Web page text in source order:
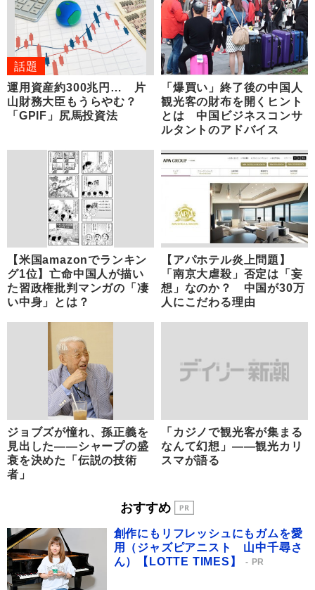
話題
運用資産約300兆円… 片
山財務大臣もうらやむ？
「GPIF」尻馬投資法
「爆買い」終了後の中国人
観光客の財布を開くヒント
とは 中国ビジネスコンサ
ルタントのアドバイス
【米国amazonでランキン
グ1位】亡命中国人が描い
た習政権批判マンガの「凄
い中身」とは？
【アパホテル炎上問題】
「南京大虐殺」否定は「妄
想」なのか？ 中国が30万
人にこだわる理由
ジョブズが憧れ、孫正義を
見出した――シャープの盛
衰を決めた「伝説の技術
者」
「カジノで観光客が集まる
なんて幻想」――観光カリ
スマが語る
おすすめ
創作にもリフレッシュにもガムを愛
用（ジャズピアニスト 山中千尋さ
ん）【LOTTE TIMES】
PR